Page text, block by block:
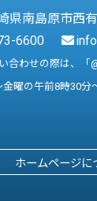
県南島原市西
6600
合わせの際は、「
金曜の午前8時30
ホームページに